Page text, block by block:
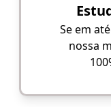
Se em
nossa